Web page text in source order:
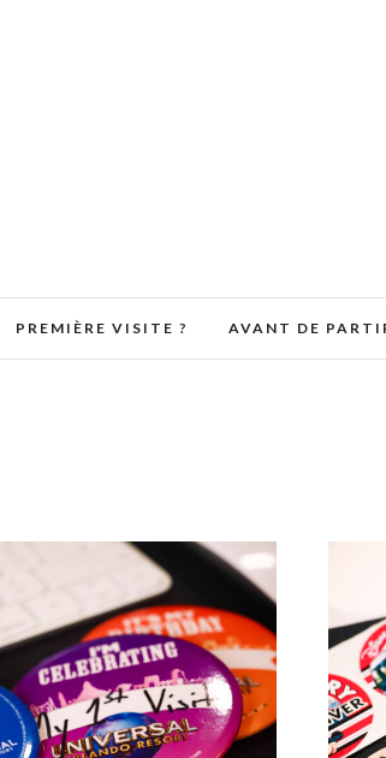
PREMIÈRE VISITE ? AVANT DE